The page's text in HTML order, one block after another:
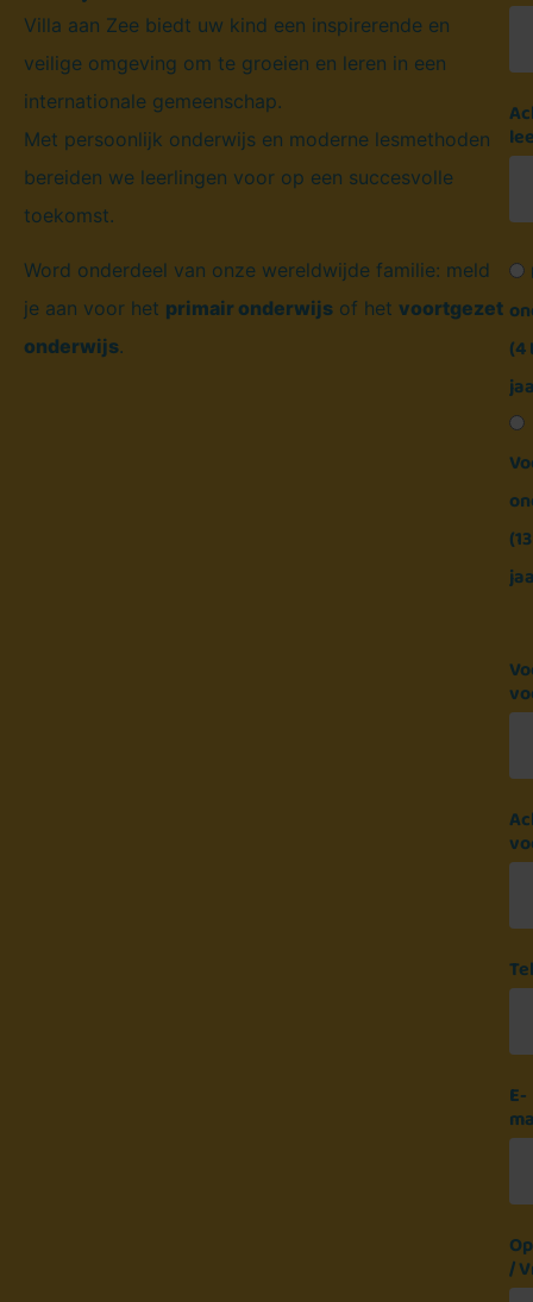
Villa aan Zee biedt uw kind een inspirerende en
veilige omgeving om te groeien en leren in een
internationale gemeenschap.
Met persoonlijk onderwijs en moderne lesmethoden
bereiden we leerlingen voor op een succesvolle
toekomst.
Word onderdeel van onze wereldwijde familie: meld
je aan voor het primair onderwijs of het voortgezet
onderwijs.
(4
E-
/